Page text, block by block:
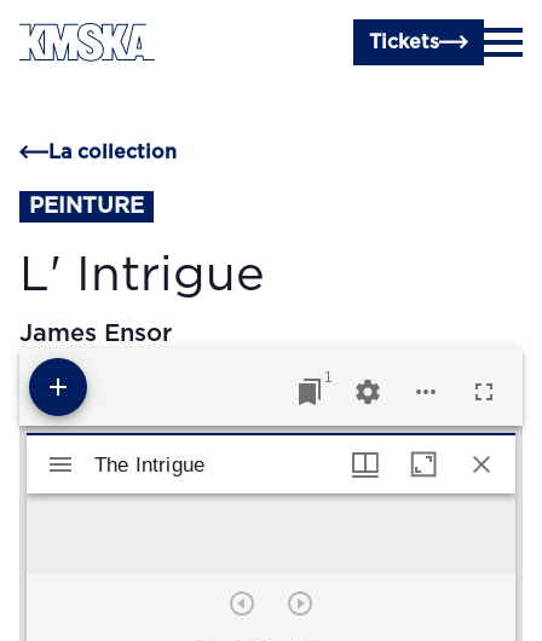
Passer au contenu principal
Tickets
La collection
PEINTURE
L' Intrigue
James Ensor
1
Visualiseur Mirador
The Intrigue
The Intrigue